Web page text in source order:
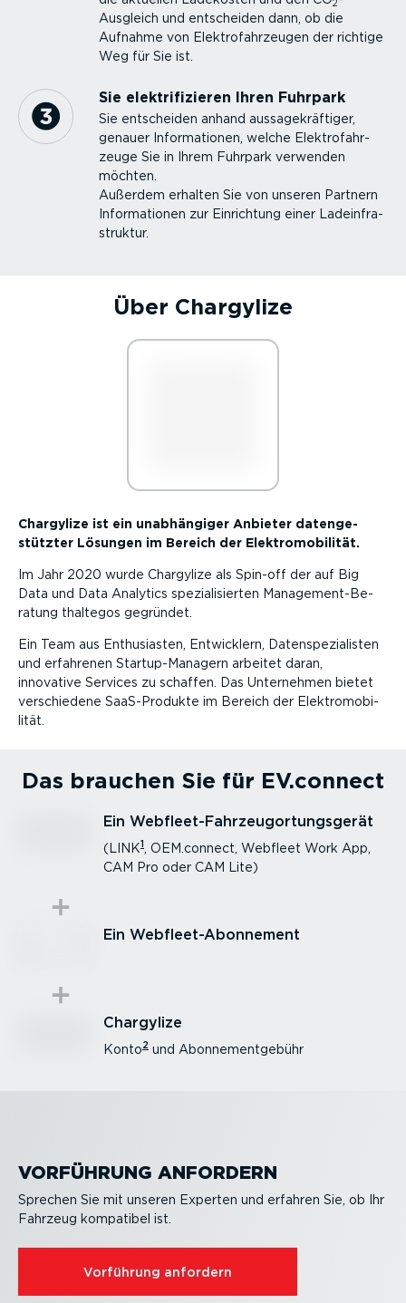
2
Ausgleich und entscheiden dann, ob die
Aufnahme von Elektro­fahr­zeugen der richtige
Weg für Sie ist.
Sie elektri­fi­zieren Ihren Fuhrpark
Sie entscheiden anhand aussa­ge­kräf­tiger,
genauer Infor­ma­tionen, welche Elektro­fahr­
zeuge Sie in Ihrem Fuhrpark verwenden
möchten.
Außerdem erhalten Sie von unseren Partnern
Infor­ma­tionen zur Einrichtung einer Ladein­fra­
struktur.
Über Chargylize
Chargylize ist ein unabhän­giger Anbieter daten­ge­
stützter Lösungen im Bereich der Elektro­mo­bi­lität.
Im Jahr 2020 wurde Chargylize als Spin-off der auf Big
Data und Data Analytics spezia­li­sierten Manage­men­t-Be­
ratung thaltegos gegründet.
Ein Team aus Enthu­si­asten, Entwicklern, Daten­spe­zia­listen
und erfahrenen Startup-­Ma­nagern arbeitet daran,
innovative Services zu schaffen. Das Unternehmen bietet
verschiedene SaaS-­Pro­dukte im Bereich der Elektro­mo­bi­
lität.
Das brauchen Sie für EV.connect
Ein Webfleet-Fahrzeug­ortungs­gerät
(LINK1
, OEM.connect, Webfleet Work App,
CAM Pro oder CAM Lite)
Ein Webfleet-Abonnement
Chargylize
Konto2 und Abonne­ment­gebühr
VORFÜHRUNG ANFORDERN
Sprechen Sie mit unseren Experten und erfahren Sie, ob Ihr
Fahrzeug kompatibel ist.
Vorführung anfordern